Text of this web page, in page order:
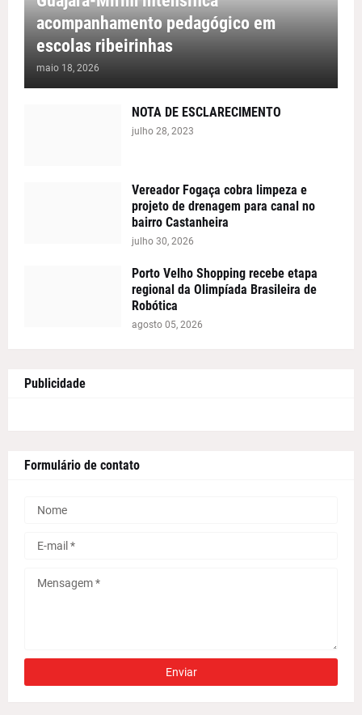
acompanhamento pedagógico em
escolas ribeirinhas
maio 18, 2026
NOTA DE ESCLARECIMENTO
julho 28, 2023
Vereador Fogaça cobra limpeza e
projeto de drenagem para canal no
bairro Castanheira
julho 30, 2026
Porto Velho Shopping recebe etapa
regional da Olimpíada Brasileira de
Robótica
agosto 05, 2026
Publicidade
Formulário de contato